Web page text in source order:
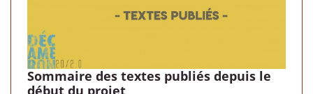
Sommaire des textes publiés depuis le
début du projet